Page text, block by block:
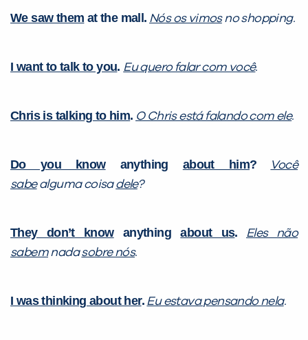
We saw them at the mall. Nós os vimosno shopping.
I want to talk to you. Eu quero falar com você.
Chris is talking to him. O Chris está falando com ele.
Do you knowanything about him?
Você
sabealguma coisadele?
They don’t knowanythingabout us.
Eles não
sabemnadasobre nós.
I was thinking about her. Eu estava pensando nela.